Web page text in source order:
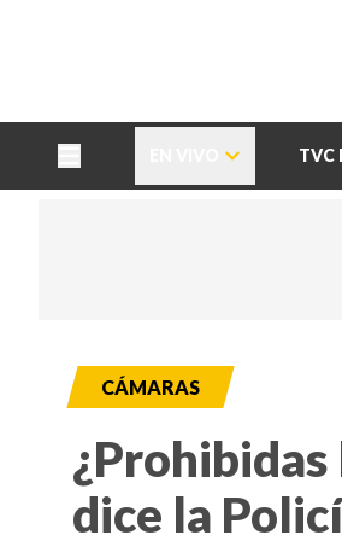
TVC
CÁMARAS
¿Prohibidas
dice la